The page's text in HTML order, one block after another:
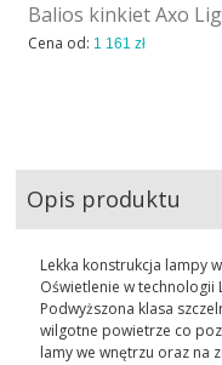
Balios kinkiet Axo
Cena od: 1 161 zł
Opis produktu
Lekka konstrukcja lampy
Oświetlenie w technologii
Podwyższona klasa
wilgotne powietrze co
lamy we wnętrzu oraz na